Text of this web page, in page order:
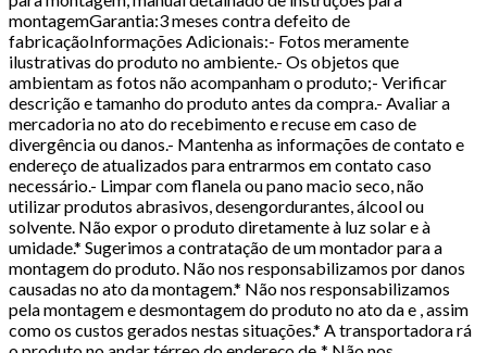
montagemGarantia:3 meses contra defeito de
fabricaçãoInformações Adicionais:- Fotos meramente
ilustrativas do produto no ambiente.- Os objetos que
ambientam as fotos não acompanham o produto;- Verificar
descrição e tamanho do produto antes da compra.- Avaliar a
mercadoria no ato do recebimento e recuse em caso de
divergência ou danos.- Mantenha as informações de contato e
endereço de atualizados para entrarmos em contato caso
necessário.- Limpar com flanela ou pano macio seco, não
utilizar produtos abrasivos, desengordurantes, álcool ou
solvente. Não expor o produto diretamente à luz solar e à
umidade.* Sugerimos a contratação de um montador para a
montagem do produto. Não nos responsabilizamos por danos
causadas no ato da montagem.* Não nos responsabilizamos
pela montagem e desmontagem do produto no ato da e , assim
como os custos gerados nestas situações.* A transportadora rá